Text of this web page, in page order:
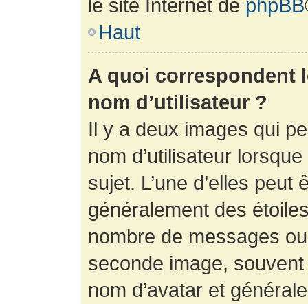
le site Internet de phpBB
Haut
A quoi correspondent
nom d’utilisateur ?
Il y a deux images qui
nom d’utilisateur
sujet. L’une d’elles
généralement des
nombre de messages
seconde image,
nom d’avatar et